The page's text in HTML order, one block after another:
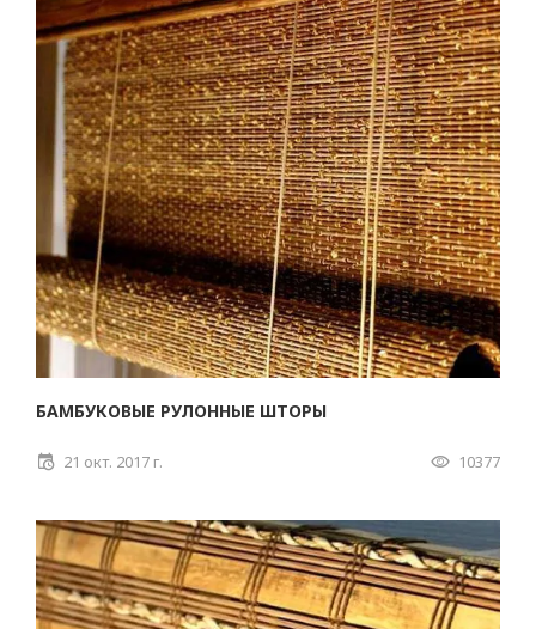
БАМБУКОВЫЕ РУЛОННЫЕ ШТОРЫ
21 окт. 2017 г. 10377